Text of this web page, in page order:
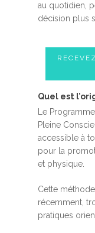
au quotidien,
décision plus
Quel est
Le
Pleine
accessible à
pour la
et physique.
Cette
récemment,
pratiques